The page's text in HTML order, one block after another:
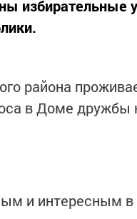
избирательные
района
в Доме
и интересным в